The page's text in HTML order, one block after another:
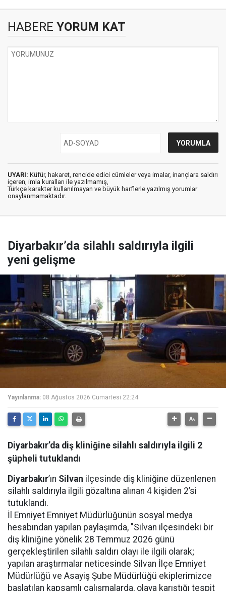
HABERE YORUM KAT
UYARI: Küfür, hakaret, rencide edici cümleler veya imalar, inançlara saldırı
içeren, imla kuralları ile yazılmamış,
Türkçe karakter kullanılmayan ve büyük harflerle yazılmış yorumlar
onaylanmamaktadır.
Diyarbakır’da silahlı saldırıyla ilgili
yeni gelişme
Yayınlanma: 08 Ağustos 2026 Cumartesi 22:24
Diyarbakır’da diş kliniğine silahlı saldırıyla ilgili 2
şüpheli tutuklandı
Diyarbakır’ın Silvan ilçesinde diş kliniğine düzenlenen
silahlı saldırıyla ilgili gözaltına alınan 4 kişiden 2’si
tutuklandı.
İl Emniyet Emniyet Müdürlüğünün sosyal medya
hesabından yapılan paylaşımda, "Silvan ilçesindeki bir
diş kliniğine yönelik 28 Temmuz 2026 günü
gerçekleştirilen silahlı saldırı olayı ile ilgili olarak;
yapılan araştırmalar neticesinde Silvan İlçe Emniyet
Müdürlüğü ve Asayiş Şube Müdürlüğü ekiplerimizce
başlatılan kapsamlı çalışmalarda, olaya karıştığı tespit